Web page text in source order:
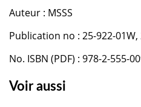
Auteur : MSSS
Publication no : 25-922-01W,
No. ISBN (PDF) : 978-2-555-
Voir aussi